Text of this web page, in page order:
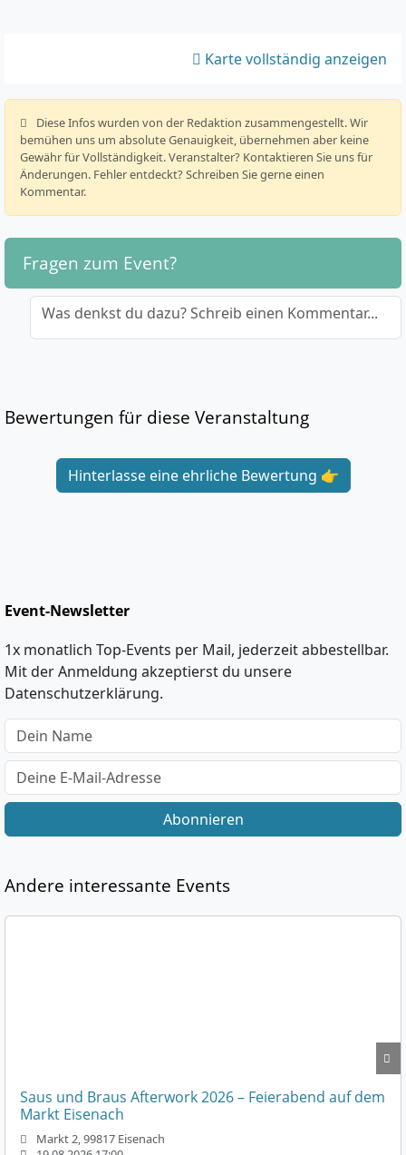
Karte vollständig anzeigen
️ Diese Infos wurden von der Redaktion zusammengestellt. Wir
bemühen uns um absolute Genauigkeit, übernehmen aber keine
Gewähr für Vollständigkeit. Veranstalter? Kontaktieren Sie uns für
Änderungen. Fehler entdeckt? Schreiben Sie gerne einen
Kommentar.
Fragen zum Event?
Was denkst du dazu? Schreib einen Kommentar...
Bewertungen für diese Veranstaltung
Hinterlasse eine ehrliche Bewertung 👉
Event-Newsletter
1x monatlich Top-Events per Mail, jederzeit abbestellbar.
Mit der Anmeldung akzeptierst du unsere
Datenschutzerklärung.
Abonnieren
Andere interessante Events
Saus und Braus Afterwork 2026 – Feierabend auf dem
Markt Eisenach
Markt 2, 99817 Eisenach